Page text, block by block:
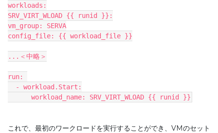
workloads:
SRV_VIRT_WLOAD {{ runid }}:
vm_group: SERVA
config_file: {{ workload_file }}
...＜中略＞
run:
  - workload.Start:
      workload_name: SRV_VIRT_WLOAD {{ runid }}
これで、最初のワークロードを実行することができ、 VMのセット